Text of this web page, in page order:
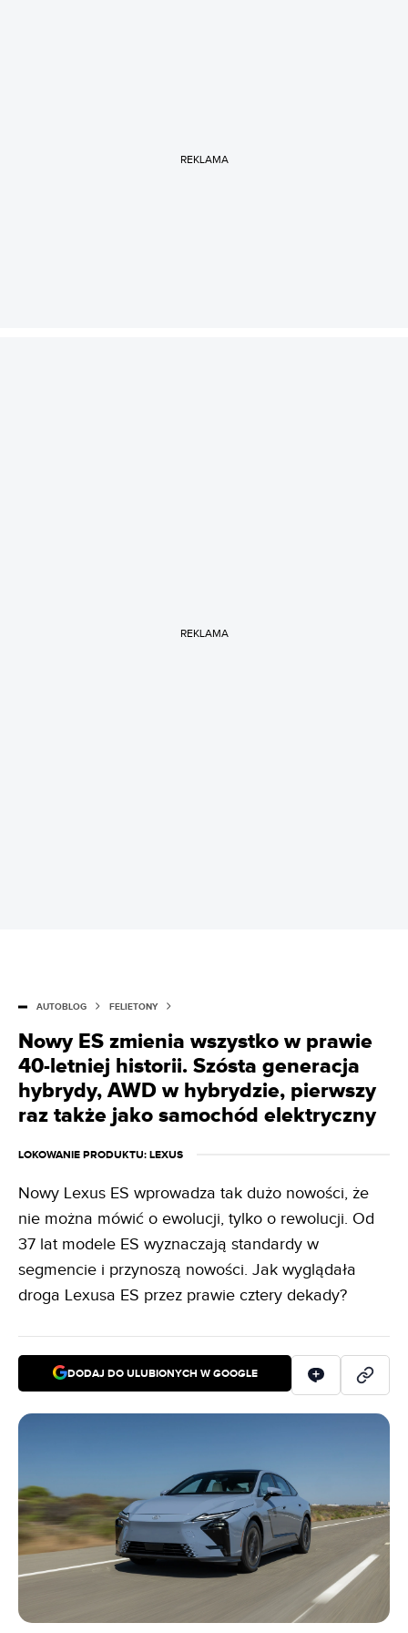
REKLAMA
REKLAMA
AUTOBLOG FELIETONY
Nowy ES zmienia wszystko w prawie
40-letniej historii. Szósta generacja
hybrydy, AWD w hybrydzie, pierwszy
raz także jako samochód elektryczny
LOKOWANIE PRODUKTU: LEXUS
Nowy Lexus ES wprowadza tak dużo nowości, że
nie można mówić o ewolucji, tylko o rewolucji. Od
37 lat modele ES wyznaczają standardy w
segmencie i przynoszą nowości. Jak wyglądała
droga Lexusa ES przez prawie cztery dekady?
DODAJ DO ULUBIONYCH W GOOGLE